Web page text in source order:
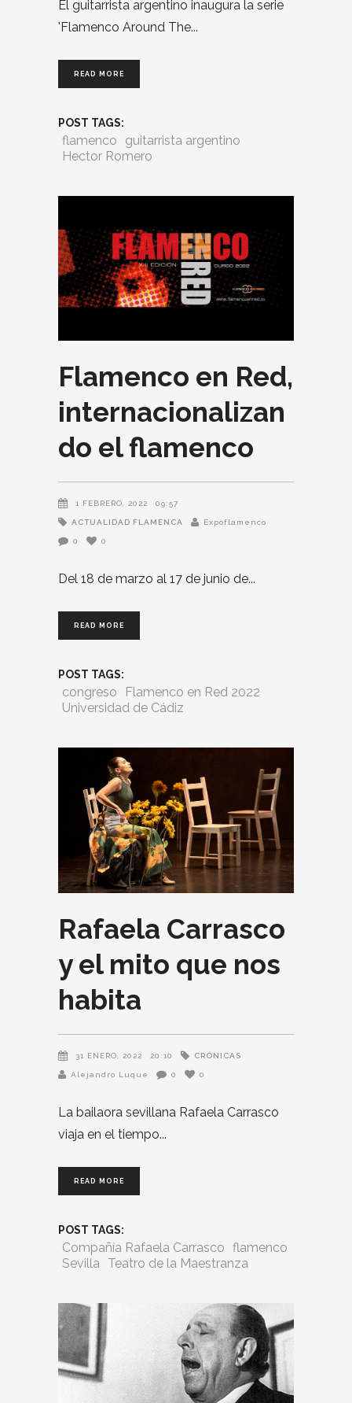
El guitarrista argentino inaugura la serie
'Flamenco Around The
READ MORE
POST TAGS:
flamenco
guitarrista argentino
Hector Romero
Flamenco en Red,
internacionalizan
do el flamenco
1 FEBRERO, 2022 09:57
ACTUALIDAD FLAMENCA Expoflamenco
0 0
Del 18 de marzo al 17 de junio de
READ MORE
POST TAGS:
congreso
Flamenco en Red 2022
Universidad de Cádiz
Rafaela Carrasco
y el mito que nos
habita
31 ENERO, 2022 20:10 CRÓNICAS
Alejandro Luque 0 0
La bailaora sevillana Rafaela Carrasco
viaja en el tiempo
READ MORE
POST TAGS:
Compañía Rafaela Carrasco flamenco
Sevilla Teatro de la Maestranza